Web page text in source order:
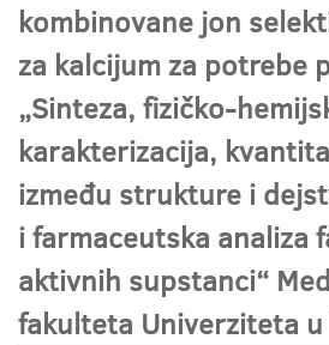
kombinovane jon
za kalcijum za potrebe
„Sinteza, fizičko-
karakterizacija,
između strukture i
i farmaceutska analiza
aktivnih supstanci“
fakulteta Univerziteta